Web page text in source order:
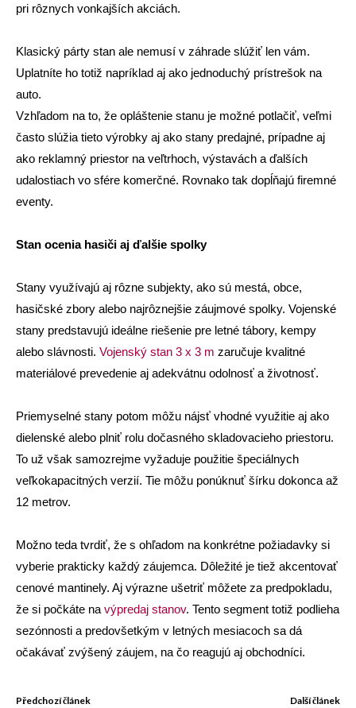
pri rôznych vonkajších akciách.
Klasický párty stan ale nemusí v záhrade slúžiť len vám.
Uplatníte ho totiž napríklad aj ako jednoduchý prístrešok na
auto.
Vzhľadom na to, že opláštenie stanu je možné potlačiť, veľmi
často slúžia tieto výrobky aj ako stany predajné, prípadne aj
ako reklamný priestor na veľtrhoch, výstavách a ďalších
udalostiach vo sfére komerčné. Rovnako tak dopĺňajú firemné
eventy.
Stan ocenia hasiči aj ďalšie spolky
Stany využívajú aj rôzne subjekty, ako sú mestá, obce,
hasičské zbory alebo najrôznejšie záujmové spolky. Vojenské
stany predstavujú ideálne riešenie pre letné tábory, kempy
alebo slávnosti. Vojenský stan 3 x 3 m zaručuje kvalitné
materiálové prevedenie aj adekvátnu odolnosť a životnosť.
Priemyselné stany potom môžu nájsť vhodné využitie aj ako
dielenské alebo plniť rolu dočasného skladovacieho priestoru.
To už však samozrejme vyžaduje použitie špeciálnych
veľkokapacitných verzií. Tie môžu ponúknuť šírku dokonca až
12 metrov.
Možno teda tvrdiť, že s ohľadom na konkrétne požiadavky si
vyberie prakticky každý záujemca. Dôležité je tiež akcentovať
cenové mantinely. Aj výrazne ušetriť môžete za predpokladu,
že si počkáte na výpredaj stanov. Tento segment totiž podlieha
sezónnosti a predovšetkým v letných mesiacoch sa dá
očakávať zvýšený záujem, na čo reagujú aj obchodníci.
Předchozí článek Další článek